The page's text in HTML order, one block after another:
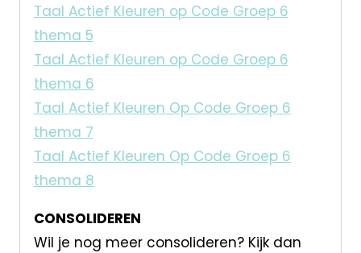
Taal Actief Kleuren op Code Groep 6
thema 5
Taal Actief Kleuren op Code Groep 6
thema 6
Taal Actief Kleuren Op Code Groep 6
thema 7
Taal Actief Kleuren Op Code Groep 6
thema 8
CONSOLIDEREN
Wil je nog meer consolideren? Kijk dan